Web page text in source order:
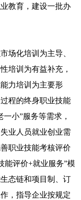
教育，建设一批办
场化培训为主导、
培训为有益补充，
力培训为主要形
程的终身职业技能
小”服务等需求，
业人员就业创业需
职业技能考核评价
能评价+就业服务”模
态链和项目制、订
，指导企业按规定